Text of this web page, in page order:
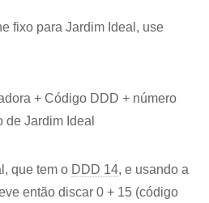
fixo para Jardim Ideal, use
+ Código DDD + número
de Jardim Ideal
que tem o DDD 14, e usando a
então discar 0 + 15 (código